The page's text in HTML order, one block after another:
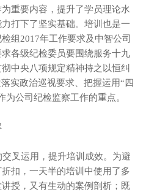
重要内容，提升了学员理论水
打下了坚实基础。培训也是一
组2017年工作要求及中智公司
各级纪检委员要围绕服务十九
中央八项规定精神持之以恒纠
实政治巡视要求、把握运用“四
公司纪检监察工作的重点。
叉运用，提升培训成效。为避
扣，一天半的培训中使用了多
授，又有生动的案例剖析；既